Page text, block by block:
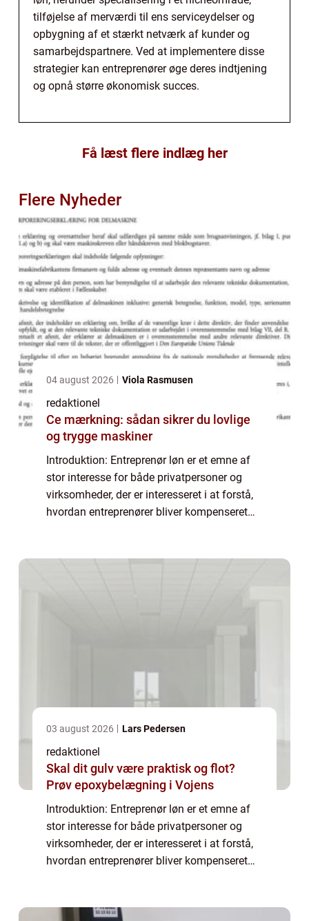
tilføjelse af merværdi til ens serviceydelser og
opbygning af et stærkt netværk af kunder og
samarbejdspartnere. Ved at implementere disse
strategier kan entreprenører øge deres indtjening
og opnå større økonomisk succes.
Få læst flere indlæg her
Flere Nyheder
04 august 2026 Viola Rasmusen
redaktionel
Ce mærkning: sådan sikrer du lovlige
og trygge maskiner
Introduktion: Entreprenør løn er et emne af
stor interesse for både privatpersoner og
virksomheder, der er interesseret i at forstå,
hvordan entreprenører bliver kompenseret
03 august 2026 Lars Pedersen
redaktionel
Skal dit gulv være praktisk og flot?
Prøv epoxybelægning i Vojens
Introduktion: Entreprenør løn er et emne af
stor interesse for både privatpersoner og
virksomheder, der er interesseret i at forstå,
hvordan entreprenører bliver kompenseret